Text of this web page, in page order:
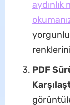
PDF